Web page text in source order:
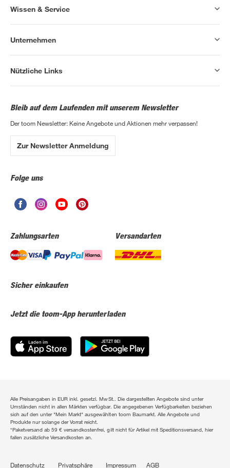
Wissen & Service
Unternehmen
Nützliche Links
Bleib auf dem Laufenden mit unserem Newsletter
Der toom Newsletter: Keine Angebote und Aktionen mehr verpassen!
Zur Newsletter Anmeldung
Folge uns
Zahlungsarten Versandarten
Sicher einkaufen
Jetzt die toom-App herunterladen
Alle Preisangaben in EUR inkl. gesetzl. MwSt.. Die dargestellten Angebote sind unter
Umständen nicht in allen Märkten verfügbar. Die angegebenen Verfügbarkeiten beziehen
sich auf den unter "Mein Markt" ausgewählten toom Baumarkt. Alle Angebote und
Produkte nur solange der Vorrat reicht.
*Paketversand ab 59 € versandkostenfrei, gilt nicht für Artikel mit Speditionsversand, hier
fallen zusätzliche Versandkosten an.
Datenschutz Privatsphäre Impressum AGB